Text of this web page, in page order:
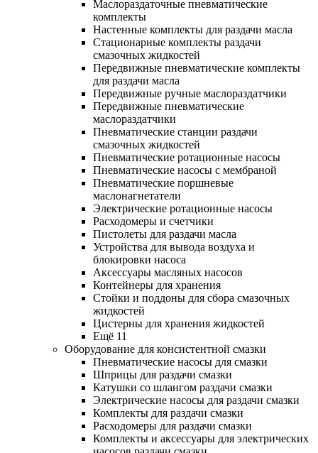
Маслораздаточные пневматические
комплекты
Настенные комплекты для раздачи масла
Стационарные комплекты раздачи
смазочных жидкостей
Передвижные пневматические комплекты
для раздачи масла
Передвижные ручные маслораздатчики
Передвижные пневматические
маслораздатчики
Пневматические станции раздачи
смазочных жидкостей
Пневматические ротационные насосы
Пневматические насосы с мембраной
Пневматические поршневые
маслонагнетатели
Электрические ротационные насосы
Расходомеры и счетчики
Пистолеты для раздачи масла
Устройства для вывода воздуха и
блокировки насоса
Аксессуары масляных насосов
Контейнеры для хранения
Стойки и поддоны для сбора смазочных
жидкостей
Цистерны для хранения жидкостей
Ещё 11
Оборудование для консистентной смазки
Пневматические насосы для смазки
Шприцы для раздачи смазки
Катушки со шлангом раздачи смазки
Электрические насосы для раздачи смазки
Комплекты для раздачи смазки
Расходомеры для раздачи смазки
Комплекты и аксессуары для электрических